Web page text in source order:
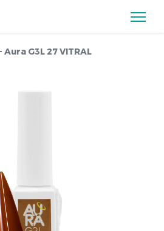
G3L 27 VITRAL